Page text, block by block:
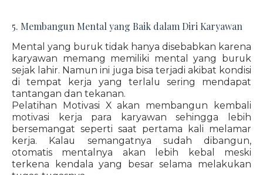
5. Membangun Mental yang Baik dalam Diri Karyawan
Mental yang buruk tidak hanya disebabkan karena
karyawan memang memiliki mental yang buruk
sejak lahir. Namun ini juga bisa terjadi akibat kondisi
di tempat kerja yang terlalu sering mendapat
tantangan dan tekanan.
Pelatihan Motivasi X akan membangun kembali
motivasi kerja para karyawan sehingga lebih
bersemangat seperti saat pertama kali melamar
kerja. Kalau semangatnya sudah dibangun,
otomatis mentalnya akan lebih kebal meski
terkena kendala yang besar selama melakukan